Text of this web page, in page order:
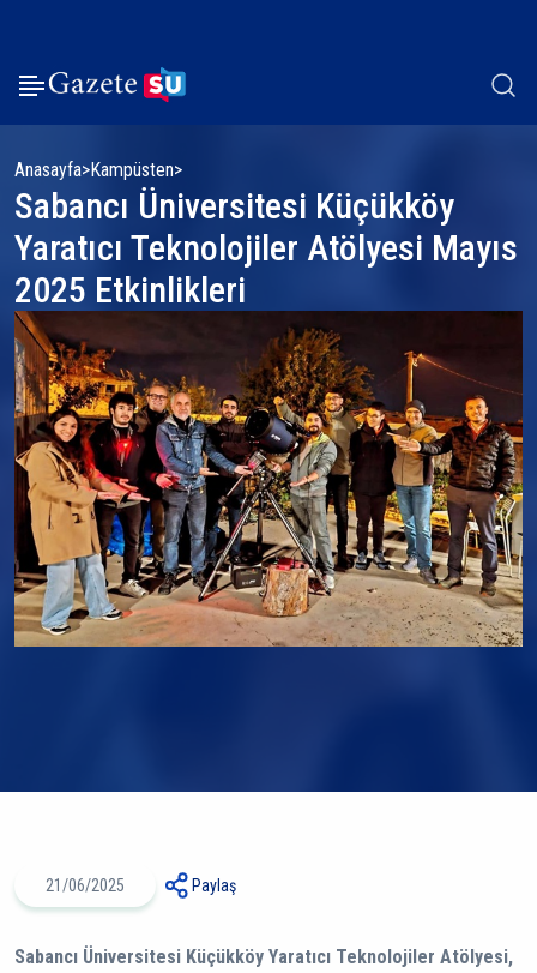
Anasayfa Kampüsten
Sabancı Üniversitesi Küçükköy
Yaratıcı Teknolojiler Atölyesi Mayıs
2025 Etkinlikleri
21/06/2025 Paylaş
Sabancı Üniversitesi Küçükköy Yaratıcı Teknolojiler Atölyesi,